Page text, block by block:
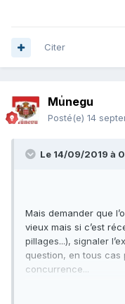
Citer
Mu̍negu
Posté(e) 14
Le 14/09/2019 à
Mais demander que
vieux mais si c’est
pillages...), signaler
question, en tous cas
concurrence...
Il faut apprécier les